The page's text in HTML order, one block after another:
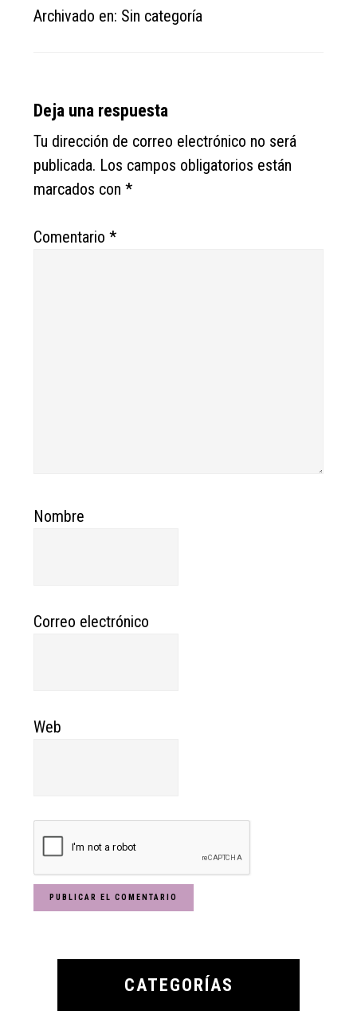
Archivado en: Sin categoría
Reader
Interactions
Deja una respuesta
Tu dirección de correo electrónico no será
publicada. Los campos obligatorios están
marcados con*
Comentario*
Nombre
Correo electrónico
Web
Primary
CATEGORÍAS